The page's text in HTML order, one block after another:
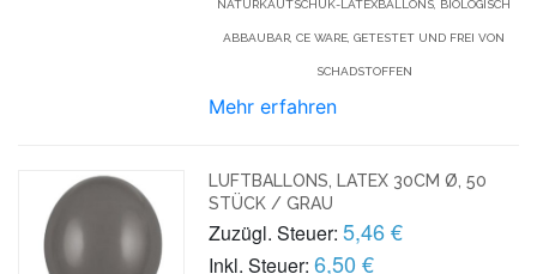
NATURKAUTSCHUK-LATEXBALLONS, BIOLOGISCH
ABBAUBAR, CE WARE, GETESTET UND FREI VON
SCHADSTOFFEN
Mehr erfahren
LUFTBALLONS, LATEX 30CM Ø, 50
STÜCK / GRAU
Zuzügl. Steuer: 5,46 €
Inkl. Steuer: 6,50 €